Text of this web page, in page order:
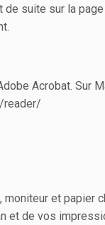
suite sur la
Acrobat. Sur
reader/
et papier
et de vos